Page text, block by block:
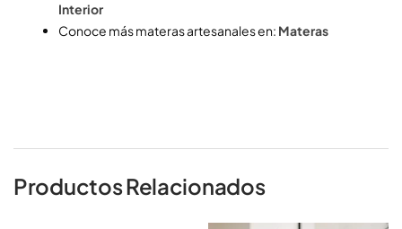
Interior
Conoce más materas artesanales en: Materas
Productos Relacionados